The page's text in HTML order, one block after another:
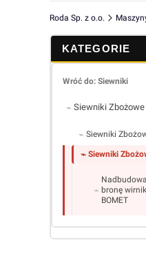
Roda Sp. z o.o.
Wróć do: Siewniki
Siewniki Zbożowe
Siewniki
Siewniki
bronę
BOMET
Koniec menu